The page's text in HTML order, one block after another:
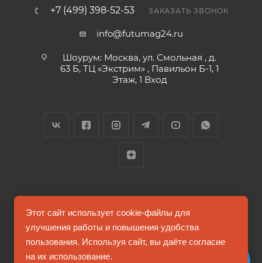
+7 (499) 398-52-53 ЗАКАЗАТЬ ЗВОНОК
info@futumag24.ru
Шоурум: Москва, ул. Смольная , д.
63 Б, ТЦ «Экстрим» , Павильон Б-1, 1
Этаж, 1 Вход
2026 © FUTUMAG.RU
Информация на сайте не является публичной офертой
Этот сайт использует cookie-файлы для
улучшения работы и повышения удобства
пользования. Используя сайт, вы даёте согласие
на их использование.